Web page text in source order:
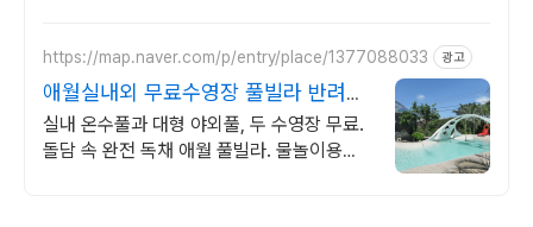
https://map.naver.com/p/entry/place/1377088033 광고
애월실내외 무료수영장 풀빌라 반려견
동반 이국적 감성숙소
실내 온수풀과 대형 야외풀, 두 수영장 무료.
돌담 속 완전 독채 애월 풀빌라. 물놀이용품